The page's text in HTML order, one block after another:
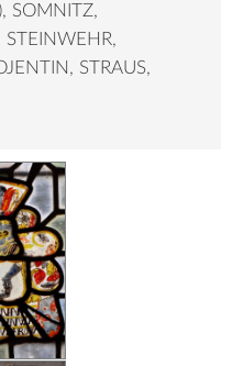
SOMNITZ,
STEINWEHR,
STRAUS,